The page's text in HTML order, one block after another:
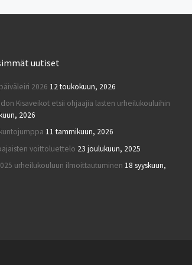
uutiset
2026 12 toukokuun, 2026
Kisaveikot etsii ohjaajia lasten urheilukouluihin
2026
11 tammikuun, 2026
voittoluettelo 23 joulukuun, 2025
urheilukouluun ilmoittautuminen 18 syyskuun,